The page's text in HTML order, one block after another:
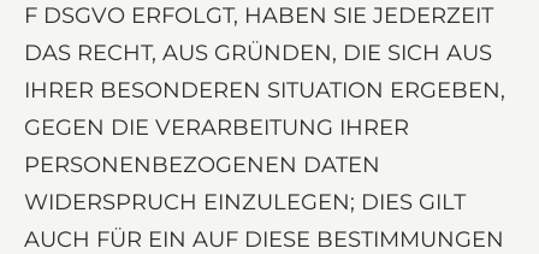
F DSGVO ERFOLGT, HABEN SIE JEDERZEIT
DAS RECHT, AUS GRÜNDEN, DIE SICH AUS
IHRER BESONDEREN SITUATION ERGEBEN,
GEGEN DIE VERARBEITUNG IHRER
PERSONENBEZOGENEN DATEN
WIDERSPRUCH EINZULEGEN; DIES GILT
AUCH FÜR EIN AUF DIESE BESTIMMUNGEN